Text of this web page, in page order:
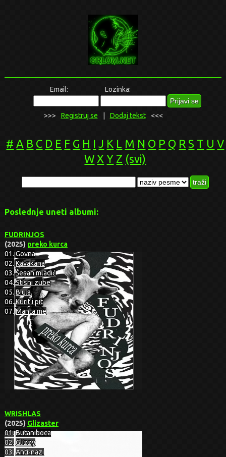
Email: Lozinka:
>>> Registruj se Dodaj tekst <<<
# A B C D E F G H I J K L M N O P Q R S T U V
W X Y Z (svi)
Poslednje uneti albumi:
FUDRINJOS
(2025) preko kurca
01. Govna
02. Kavakana
03. Šesan mladić
04. Stisni zube
05. B.u.a.
06. Kurit i pit
07. Manta me
WRISHLAS
(2025) Glizaster
01.Butan boca
02.Glizzy
03.Anti-nazi